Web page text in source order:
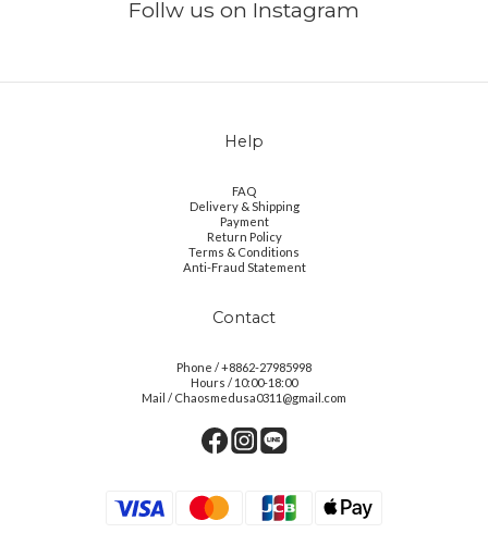
Follw us on Instagram
Help
FAQ
Delivery & Shipping
Payment
Return Policy
Terms & Conditions
Anti-Fraud Statement
Contact
Phone / +8862-27985998
Hours / 10:00-18:00
Mail / Chaosmedusa0311@gmail.com